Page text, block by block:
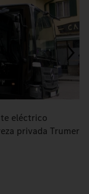
eléctrico
privada Trumer